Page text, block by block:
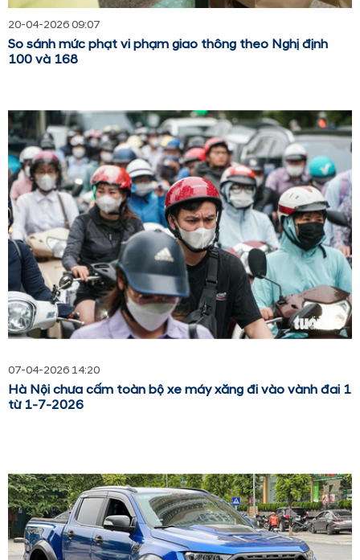
20-04-2026 09:07
So sánh mức phạt vi phạm giao thông theo Nghị định
100 và 168
07-04-2026 14:20
Hà Nội chưa cấm toàn bộ xe máy xăng đi vào vành đai 1
từ 1-7-2026